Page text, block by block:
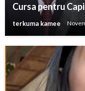
Cursa pentru
terkuma kamee